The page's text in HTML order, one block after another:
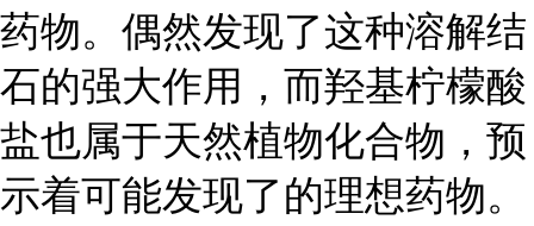
药物。偶然发现了这种溶解结
石的强大作用，而羟基柠檬酸
盐也属于天然植物化合物，预
示着可能发现了的理想药物。